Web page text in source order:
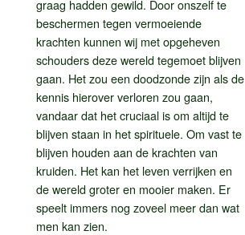
graag hadden gewild. Door onszelf te
beschermen tegen vermoeiende
krachten kunnen wij met opgeheven
schouders deze wereld tegemoet blijven
gaan. Het zou een doodzonde zijn als de
kennis hierover verloren zou gaan,
vandaar dat het cruciaal is om altijd te
blijven staan in het spirituele. Om vast te
blijven houden aan de krachten van
kruiden. Het kan het leven verrijken en
de wereld groter en mooier maken. Er
speelt immers nog zoveel meer dan wat
men kan zien.